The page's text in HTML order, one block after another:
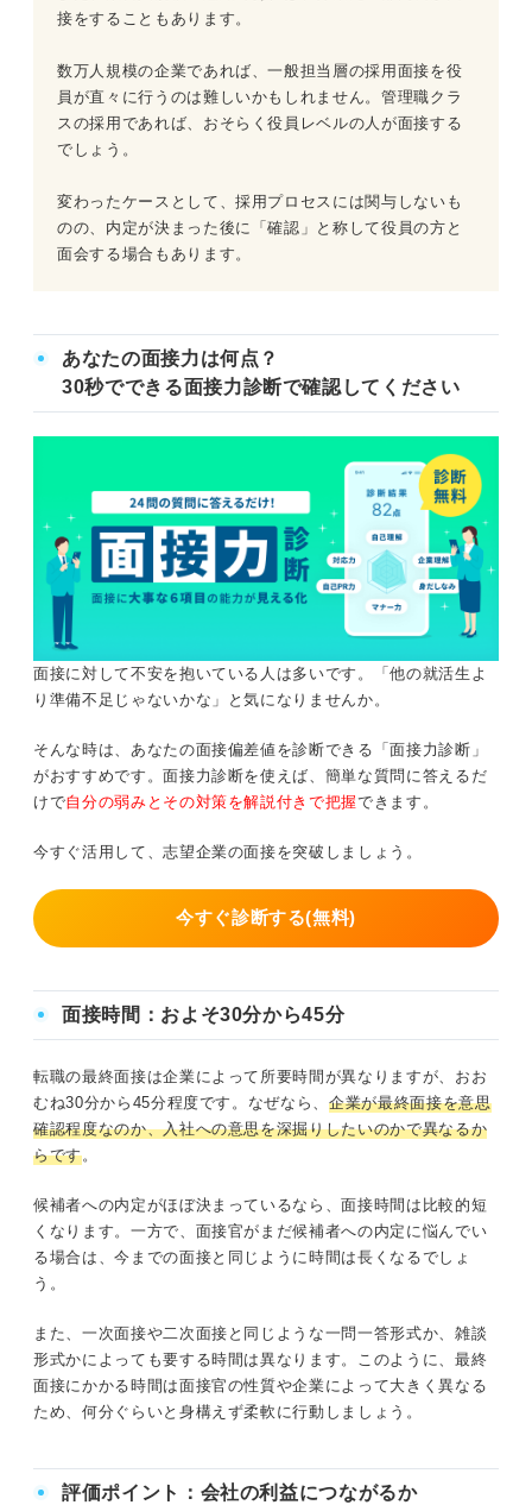
接をすることもあります。
数万人規模の企業であれば、一般担当層の採用面接を役
員が直々に行うのは難しいかもしれません。管理職クラ
スの採用であれば、おそらく役員レベルの人が面接する
でしょう。
変わったケースとして、採用プロセスには関与しないも
のの、内定が決まった後に「確認」と称して役員の方と
面会する場合もあります。
あなたの面接力は何点？
30秒でできる面接力診断で確認してください
面接に対して不安を抱いている人は多いです。「他の就活生よ
り準備不足じゃないかな」と気になりませんか。
そんな時は、あなたの面接偏差値を診断できる「面接力診断」
がおすすめです。面接力診断を使えば、簡単な質問に答えるだ
けで自分の弱みとその対策を解説付きで把握できます。
今すぐ活用して、志望企業の面接を突破しましょう。
今すぐ診断する(無料)
面接時間：およそ30分から45分
転職の最終面接は企業によって所要時間が異なりますが、おお
むね30分から45分程度です。なぜなら、 企業が最終面接を意思
確認程度なのか、入社への意思を深掘りしたいのかで異なるか
らです。
候補者への内定がほぼ決まっているなら、面接時間は比較的短
くなります。一方で、面接官がまだ候補者への内定に悩んでい
る場合は、今までの面接と同じように時間は長くなるでしょ
う。
また、一次面接や二次面接と同じような一問一答形式か、雑談
形式かによっても要する時間は異なります。このように、最終
面接にかかる時間は面接官の性質や企業によって大きく異なる
ため、何分ぐらいと身構えず柔軟に行動しましょう。
評価ポイント：会社の利益につながるか